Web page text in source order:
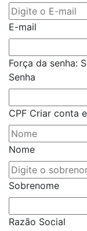
E-mail
Força da senha:
Senha
CPF Criar conta
Nome
Sobrenome
Razão Social